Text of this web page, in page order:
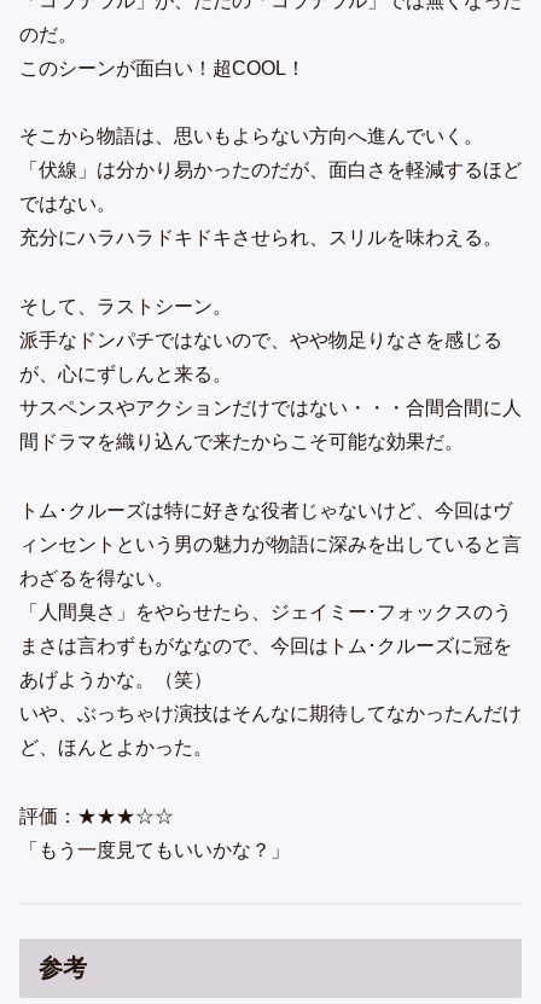
のだ。
このシーンが面白い！超COOL！
そこから物語は、思いもよらない方向へ進んでいく。
「伏線」は分かり易かったのだが、面白さを軽減するほど
ではない。
充分にハラハラドキドキさせられ、スリルを味わえる。
そして、ラストシーン。
派手なドンパチではないので、やや物足りなさを感じる
が、心にずしんと来る。
サスペンスやアクションだけではない・・・合間合間に人
間ドラマを織り込んで来たからこそ可能な効果だ。
トム･クルーズは特に好きな役者じゃないけど、今回はヴ
ィンセントという男の魅力が物語に深みを出していると言
わざるを得ない。
「人間臭さ」をやらせたら、ジェイミー･フォックスのう
まさは言わずもがななので、今回はトム･クルーズに冠を
あげようかな。（笑）
いや、ぶっちゃけ演技はそんなに期待してなかったんだけ
ど、ほんとよかった。
評価：★★★☆☆
「もう一度見てもいいかな？」
参考